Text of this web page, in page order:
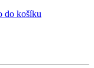
do košíku